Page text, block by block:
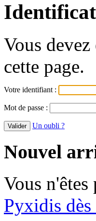
Vous
cette page.
Votre identifiant :
Mot de passe :
Un oubli ?
Nouvel
Vous
Pyxidis